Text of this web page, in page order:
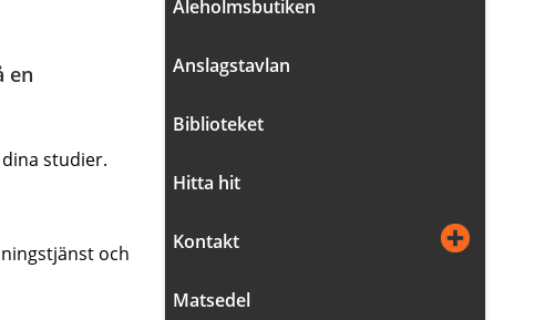
en
studier.
och
Aleholmsbutiken
Anslagstavlan
Biblioteket
Hitta hit
Kontakt
Matsedel